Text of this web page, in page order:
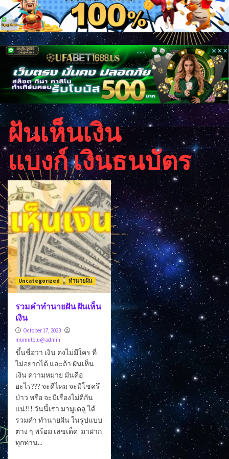
ฝันเห็นเงิน
แบงก์ เงินธนบัตร
Uncategorized ทำนายฝัน
รวมคำทำนายฝัน ฝันเห็น
เงิน
October 17, 2023
mumutelu@admin
ขึ้นชื่อว่า เงิน คงไม่มีใคร ที่
ไม่อยากได้ และถ้า ฝันเห็น
เงิน ความหมาย มันคือ
อะไร??? จะดีไหม จะมีโชครึ
ป่าว หรือ จะมีเรื่องไม่ดีกัน
แน่!!! วันนี้เรา มามูเตลู ได้
รวมคำ ทำนายฝัน ในรูปแบบ
ต่าง ๆ พร้อม เลขเด็ด มาฝาก
ทุกท่าน...